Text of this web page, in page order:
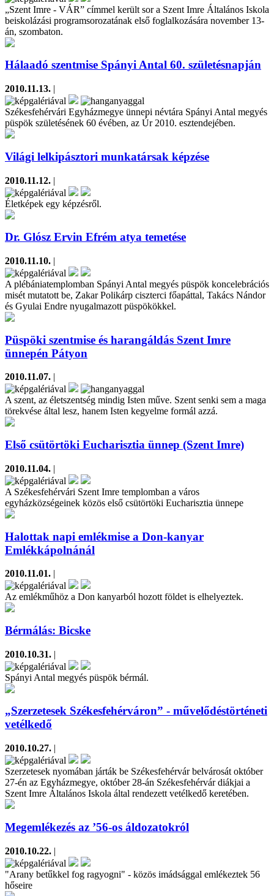
„Szent Imre - VÁR” címmel került sor a Szent Imre Általános Iskola
beiskolázási programsorozatának első foglalkozására november 13-
án, szombaton.
Hálaadó szentmise Spányi Antal 60. születésnapján
2010.11.13. |
Székesfehérvári Egyházmegye ünnepi névtára Spányi Antal megyés
püspök születésének 60 évében, az Úr 2010. esztendejében.
Világi lelkipásztori munkatársak képzése
2010.11.12. |
Életképek egy képzésről.
Dr. Glósz Ervin Efrém atya temetése
2010.11.10. |
A plébániatemplomban Spányi Antal megyés püspök koncelebrációs
misét mutatott be, Zakar Polikárp ciszterci főapáttal, Takács Nándor
és Gyulai Endre nyugalmazott püspökökkel.
Püspöki szentmise és harangáldás Szent Imre
ünnepén Pátyon
2010.11.07. |
A szent, az életszentség mindig Isten műve. Szent senki sem a maga
törekvése által lesz, hanem Isten kegyelme formál azzá.
Első csütörtöki Eucharisztia ünnep (Szent Imre)
2010.11.04. |
A Székesfehérvári Szent Imre templomban a város
egyházközségeinek közös első csütörtöki Eucharisztia ünnepe
Halottak napi emlékmise a Don-kanyar
Emlékkápolnánál
2010.11.01. |
Az emlékműhöz a Don kanyarból hozott földet is elhelyeztek.
Bérmálás: Bicske
2010.10.31. |
Spányi Antal megyés püspök bérmál.
„Szerzetesek Székesfehérváron” - művelődéstörténeti
vetélkedő
2010.10.27. |
Szerzetesek nyomában járták be Székesfehérvár belvárosát október
27-én az Egyházmegye, október 28-án Székesfehérvár diákjai a
Szent Imre Általános Iskola által rendezett vetélkedő keretében.
Megemlékezés az ’56-os áldozatokról
2010.10.22. |
"Arany betűkkel fog ragyogni" - közös imádsággal emlékeztek 56
hőseire